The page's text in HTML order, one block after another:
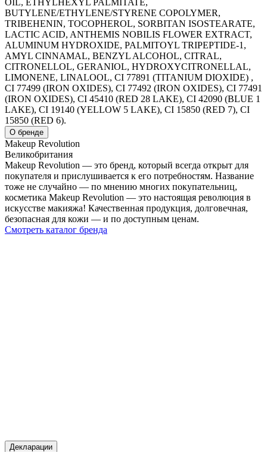
OIL, ETHYLHEXYL PALMITATE,
BUTYLENE/ETHYLENE/STYRENE COPOLYMER,
TRIBEHENIN, TOCOPHEROL, SORBITAN ISOSTEARATE,
LACTIC ACID, ANTHEMIS NOBILIS FLOWER EXTRACT,
ALUMINUM HYDROXIDE, PALMITOYL TRIPEPTIDE-1,
AMYL CINNAMAL, BENZYL ALCOHOL, CITRAL,
CITRONELLOL, GERANIOL, HYDROXYCITRONELLAL,
LIMONENE, LINALOOL, CI 77891 (TITANIUM DIOXIDE) ,
CI 77499 (IRON OXIDES), CI 77492 (IRON OXIDES), CI 77491
(IRON OXIDES), CI 45410 (RED 28 LAKE), CI 42090 (BLUE 1
LAKE), CI 19140 (YELLOW 5 LAKE), CI 15850 (RED 7), CI
15850 (RED 6).
О бренде
Makeup Revolution
Великобритания
Makeup Revolution — это бренд, который всегда открыт для
покупателя и прислушивается к его потребностям. Название
тоже не случайно — по мнению многих покупательниц,
косметика Makeup Revolution — это настоящая революция в
искусстве макияжа! Качественная продукция, долговечная,
безопасная для кожи — и по доступным ценам.
Смотреть каталог бренда
Декларации